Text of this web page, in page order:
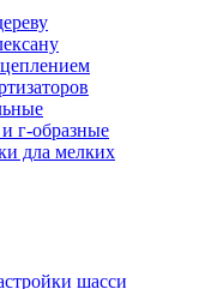
г-образные
дла мелких
шасси